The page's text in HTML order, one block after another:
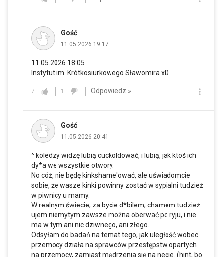
Gość
11.05.2026 19:17
11.05.2026 18:05
Instytut im. Krótkosiurkowego Sławomira xD
7 1 Odpowiedz »
Gość
11.05.2026 20:41
^ koledzy widzę lubią cuckoldować, i lubią, jak ktoś ich
dy*a we wszystkie otwory.
No cóż, nie będę kinkshame'ować, ale uświadomcie
sobie, że wasze kinki powinny zostać w sypialni tudzież
w piwnicy u mamy.
W realnym świecie, za bycie d*bilem, chamem tudzież
ujem niemytym zawsze można oberwać po ryju, i nie
ma w tym ani nic dziwnego, ani złego.
Odsyłam do badań na temat tego, jak uległość wobec
przemocy działa na sprawców przestępstw opartych
na przemocy, zamiast mądrzenia się na necie. (hint, bo